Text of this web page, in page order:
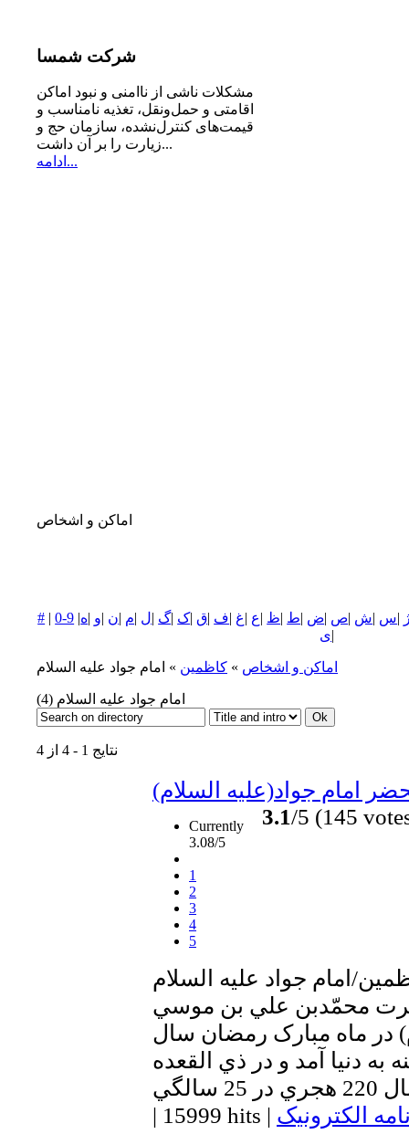
شرکت شمسا
مشكلات ناشی از ناامنی و نبود اماكن
اقامتی و حمل‌ونقل، تغذیه‌ نامناسب و
قیمت‌های كنترل‌نشده، سازمان حج و
زیارت را بر آن داشت...
ادامه...
اماکن و اشخاص
# |0-9 | |س |ش |ص |ض |ط |ظ |ع |غ |ف |ق |ک |گ |ل |م |ن |و |ه
|ی
اماکن و اشخاص » كاظمين » امام جواد عليه السلام
امام جواد عليه السلام (4)
نتایج 1 - 4 از 4
امام جواد(عليه السلام)
Currently
3.08/5
1
2
3
4
5
3.1/5 (145
امام جواد عليه السلام
محمّدبن علي بن موسي
در ماه مبارک رمضان سال
به دنيا آمد و در ذي القعده
| 15999 hits | الکترونیک